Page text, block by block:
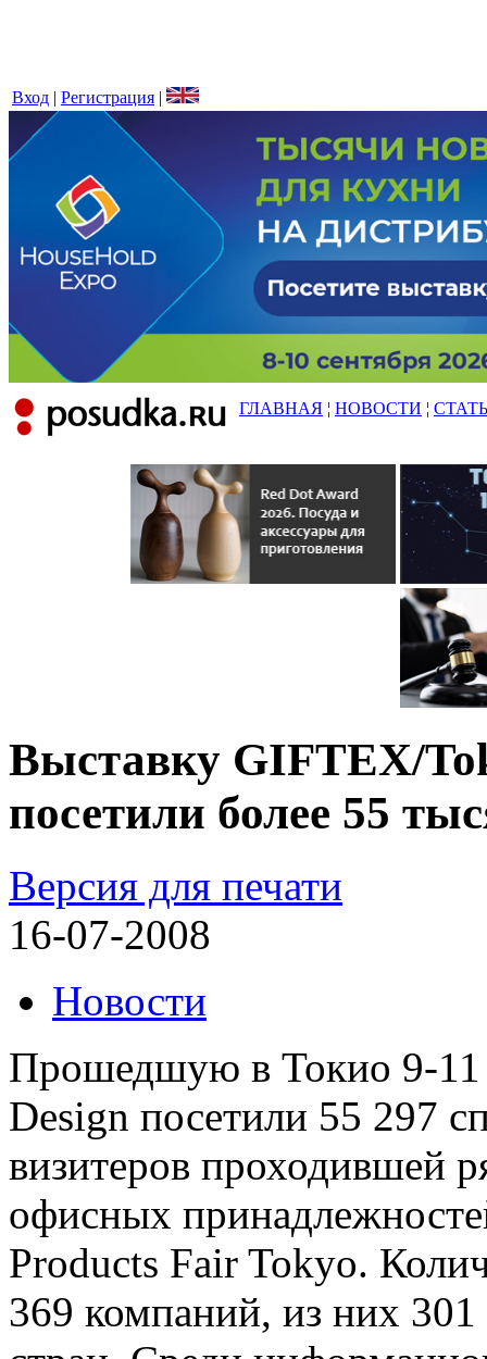
Вход | Регистрация |
ГЛАВНАЯ ¦ НОВОСТИ ¦
Выставку GIFTEX/
посетили более 55
Версия для печати
16-07-2008
Новости
Прошедшую в Токио 9-11
Design посетили 55 297
визитеров проходившей
офисных
Products Fair Tokyo.
369 компаний, из них